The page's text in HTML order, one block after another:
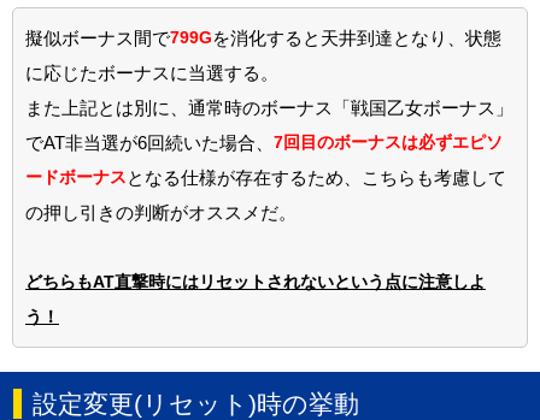
擬似ボーナス間で799Gを消化すると天井到達となり、状態
に応じたボーナスに当選する。
また上記とは別に、通常時のボーナス「戦国乙女ボーナス」
でAT非当選が6回続いた場合、 7回目のボーナスは必ずエピソ
ードボーナスとなる仕様が存在するため、こちらも考慮して
の押し引きの判断がオススメだ。
どちらもAT直撃時にはリセットされないという点に注意しよ
う！
設定変更(リセット)時の挙動